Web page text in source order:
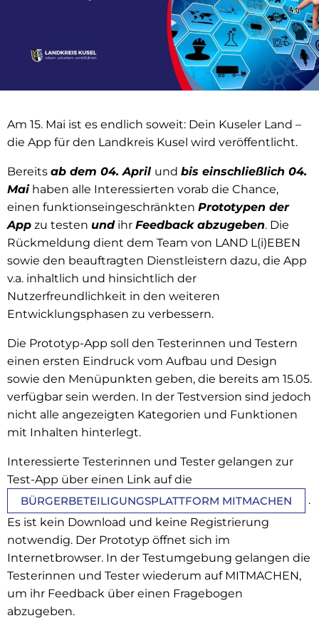
Am 15. Mai ist es endlich soweit: Dein Kuseler Land –
die App für den Landkreis Kusel wird veröffentlicht.
Bereits ab dem 04. April und bis einschließlich 04.
Maihaben alle Interessierten vorab die Chance,
einen funktionseingeschränkten Prototypen der
App zu testen undihr Feedback abzugeben. Die
Rückmeldung dient dem Team von LAND L(i)EBEN
sowie den beauftragten Dienstleistern dazu, die App
v.a. inhaltlich und hinsichtlich der
Nutzerfreundlichkeit in den weiteren
Entwicklungsphasen zu verbessern.
Die Prototyp-App soll den Testerinnen und Testern
einen ersten Eindruck vom Aufbau und Design
sowie den Menüpunkten geben, die bereits am 15.05.
verfügbar sein werden. In der Testversion sind jedoch
nicht alle angezeigten Kategorien und Funktionen
mit Inhalten hinterlegt.
Interessierte Testerinnen und Tester gelangen zur
Test-App über einen Link auf die
BÜRGERBETEILIGUNGSPLATTFORM MITMACHEN
.
Es ist kein Download und keine Registrierung
notwendig. Der Prototyp öffnet sich im
Internetbrowser. In der Testumgebung gelangen die
Testerinnen und Tester wiederum auf MITMACHEN,
um ihr Feedback über einen Fragebogen
abzugeben.